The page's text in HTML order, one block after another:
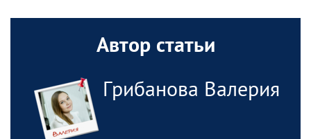
Автор статьи
Грибанова Валерия